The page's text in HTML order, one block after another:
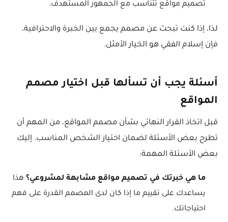
تصميم مواقع تتناسب مع الجمهور المستهدف.
لذا، إذا كنت تبحث عن مصمم يجمع بين الخبرة والاحترافية،
فإن إسلام الفقي هو الخيار الأمثل.
أسئلة يجب أن تسألها قبل اختيار مصمم
المواقع
قبل اتخاذ القرار النهائي بشأن مصمم المواقع، من المهم أن
تطرح بعض الأسئلة لضمان اختيار الشخص المناسب. إليك
بعض الأسئلة المهمة:
ما هي خبرتك في تصميم مواقع مشابهة لمشروعي؟ هذا
يساعدك على تقييم ما إذا كان لدى المصمم القدرة على فهم
احتياجاتك.